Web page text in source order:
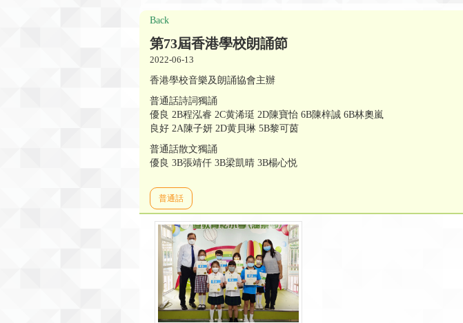
Back
第73屆香港學校朗誦節
2022-06-13
香港學校音樂及朗誦協會主辦
普通話詩詞獨誦
優良 2B程泓睿 2C黄浠珽 2D陳寶怡 6B陳梓誠 6B林奧嵐
良好 2A陳子妍 2D黄貝琳 5B黎可茵
普通話散文獨誦
優良 3B張靖仟 3B梁凱晴 3B楊心悦
普通話